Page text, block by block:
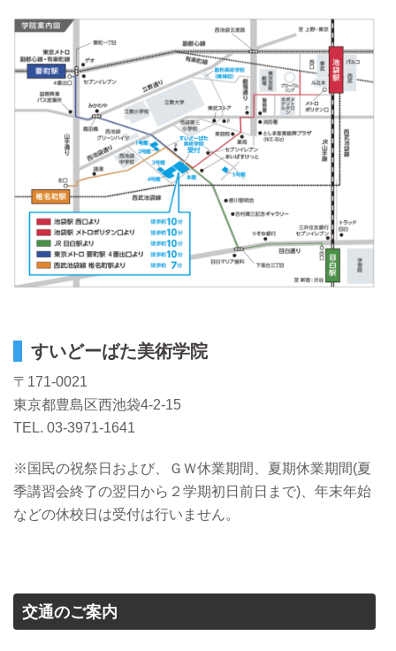
すいどーばた美術学院
〒171-0021
東京都豊島区西池袋4-2-15
TEL. 03-3971-1641
※国民の祝祭日および、ＧＷ休業期間、夏期休業期間(夏
季講習会終了の翌日から２学期初日前日まで)、年末年始
などの休校日は受付は行いません。
交通のご案内